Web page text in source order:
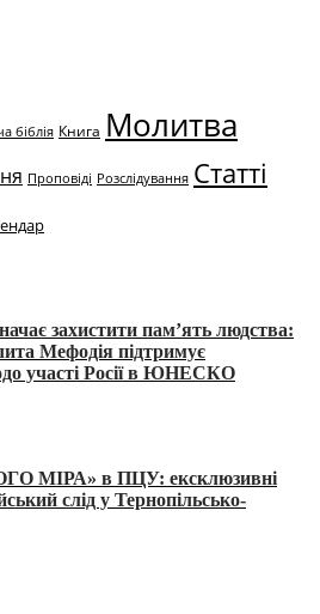
біблія Книга Молитва
Проповіді Розслідування Статті
захистити пам’ять людства:
Мефодія підтримує
участі Росії в ЮНЕСКО
МІРА» в ПЦУ: ексклюзивні
слід у Тернопільсько-